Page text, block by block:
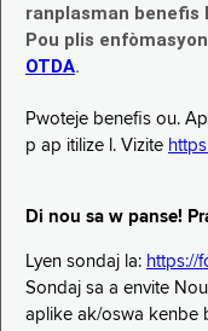
ranplasman benefis
Pou plis
OTDA.
Pwoteje benefis ou.
p ap itilize l. Vizite
Di nou sa w panse!
Lyen sondaj la: https://
Sondaj sa a envite
aplike ak/oswa kenbe